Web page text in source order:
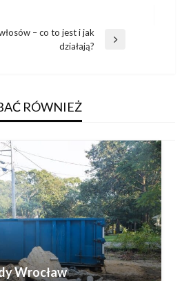
– co to jest i jak
działają?
RÓWNIEŻ
Wrocław